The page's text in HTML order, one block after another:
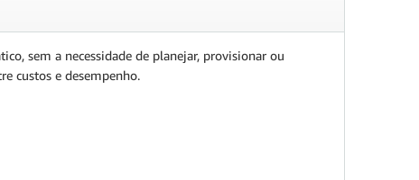
sem a necessidade de planejar, provisionar ou
custos e desempenho.